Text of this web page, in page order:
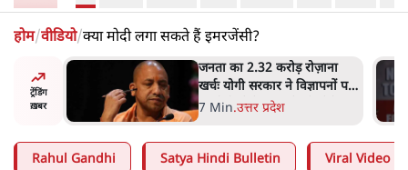
होम/वीडियो/क्या मोदी लगा सकते हैं इमरजेंसी?
ट्रेंडिंग
ख़बर
का
हैं'
जनता का 2.32 करोड़ रोज़ाना
खर्चः योगी सरकार ने विज्ञापनों पर
उड़ाने में मोदी 3.0 को भी पीछे
7 Min.उत्तर प्रदेश
Rahul Gandhi Satya Hindi Bulletin Viral Video